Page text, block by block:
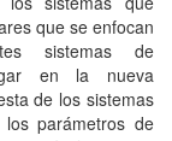
que se enfocan
sistemas de
en la nueva
de los sistemas
parámetros de